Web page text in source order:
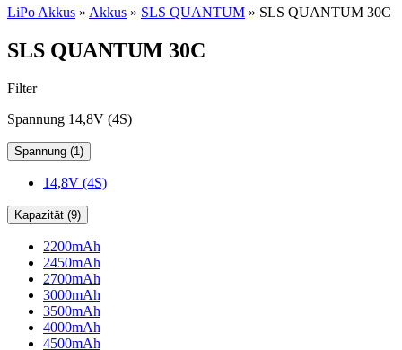
LiPo Akkus » Akkus » SLS QUANTUM » SLS QUANTUM 30C
SLS QUANTUM 30C
Filter
Spannung 14,8V (4S)
Spannung (1)
14,8V (4S)
Kapazität (9)
2200mAh
2450mAh
2700mAh
3000mAh
3500mAh
4000mAh
4500mAh